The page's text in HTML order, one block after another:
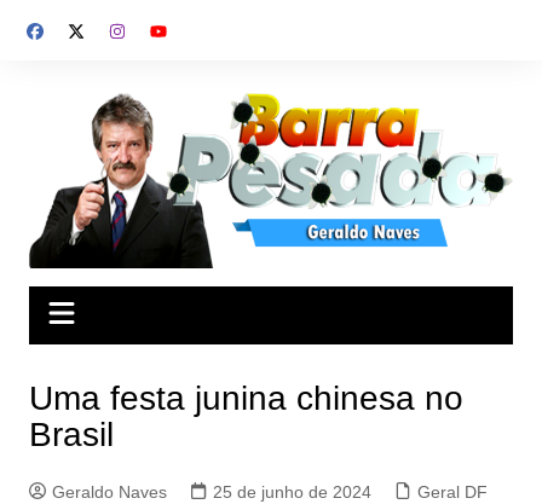
para
Uma festa junina chinesa no
Brasil
Geraldo Naves 25 de junho de 2024 Geral DF